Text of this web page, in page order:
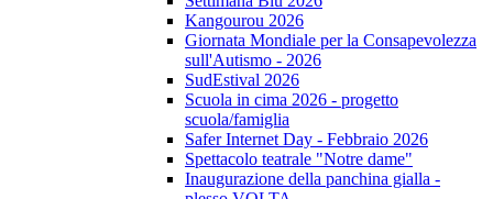
Kangourou 2026
Giornata Mondiale per la Consapevolezza
sull'Autismo - 2026
SudEstival 2026
Scuola in cima 2026 - progetto
scuola/famiglia
Safer Internet Day - Febbraio 2026
Spettacolo teatrale "Notre dame"
Inaugurazione della panchina gialla -